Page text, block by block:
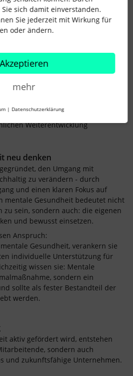
sondern auch für
Zufriedenheit im Job.
digitale Übungen,
Weiterentwicklung
neu denken
den Umgang mit
zu verändern - durch
und einen klaren Fokus auf
mentale Gesundheit bedeutet nicht
zu sein, sondern auch: die eigenen
und bewusst einsetzen.
Anspruch:
Gesundheit, verankern sie
individuelle Unterstützung für
wissen sie: Mentale
sondern ein
sollte als fester Bestandteil der
werden.
aktiv gefördert wird, entstehen
sondern auch
und zukunftsfähige Unternehmen.
sich damit einverstanden.
Sie jederzeit mit Wirkung für
oder ändern.
Akzeptieren
mehr
| Datenschutzerklärung